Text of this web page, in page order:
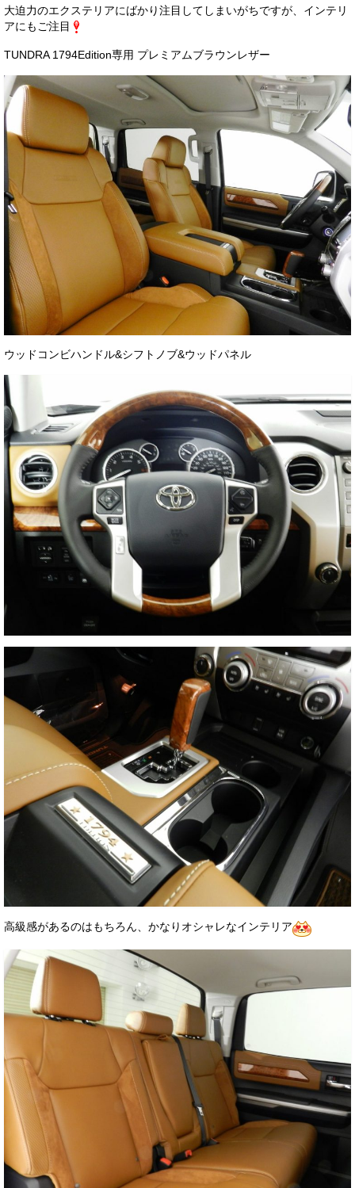
大迫力のエクステリアにばかり注目してしまいがちですが、インテリ
アにもご注目
TUNDRA 1794Edition専用 プレミアムブラウンレザー
ウッドコンビハンドル&シフトノブ&ウッドパネル
高級感があるのはもちろん、かなりオシャレなインテリア